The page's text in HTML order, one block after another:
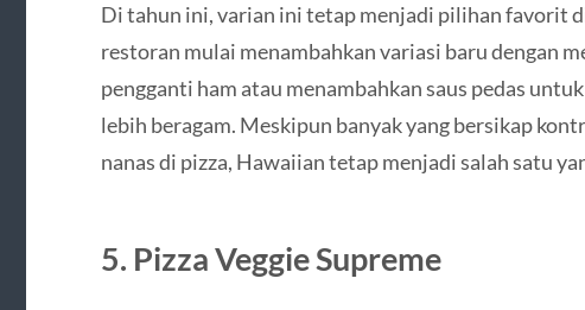
Di tahun ini, varian ini tetap menjadi pilihan favorit
restoran mulai menambahkan variasi baru dengan
pengganti ham atau menambahkan saus pedas
lebih beragam. Meskipun banyak yang bersikap
nanas di pizza, Hawaiian tetap menjadi salah satu
5. Pizza Veggie Supreme